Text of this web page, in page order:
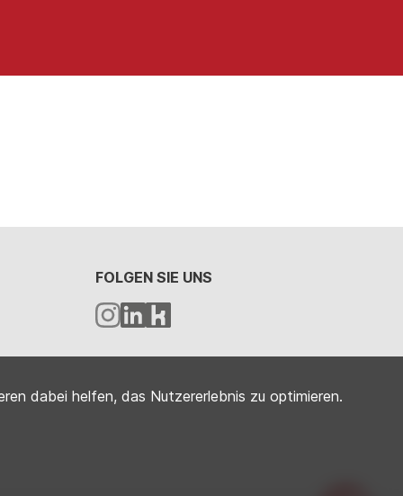
FOLGEN SIE UNS
dabei helfen, das Nutzererlebnis zu optimieren.